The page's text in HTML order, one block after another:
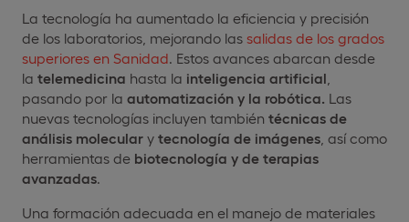
La tecnología ha aumentado la eficiencia y precisión
de los laboratorios, mejorando las salidas de los grados
superiores en Sanidad . Estos avances abarcan desde
la telemedicina hasta la inteligencia artificial
pasando por la automatización y la robótica. Las
nuevas tecnologías incluyen también técnicas de
análisis molecular y tecnología de imágenes , así como
herramientas de biotecnología y de terapias
avanzadas
Una formación adecuada en el manejo de materiales